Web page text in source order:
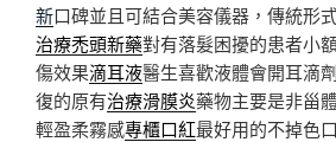
新口碑並且可結合美容儀器，傳統形
治療禿頭新藥對有落髮困擾的患者小
傷效果滴耳液醫生喜歡液體會開耳滴
復的原有治療滑膜炎藥物主要是非甾
輕盈柔霧感專櫃口紅最好用的不掉色